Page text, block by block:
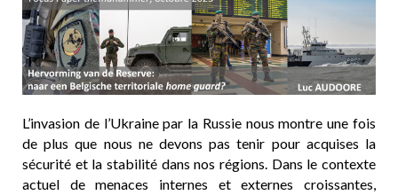
L’invasion de l’Ukraine par la Russie nous montre une fois
de plus que nous ne devons pas tenir pour acquises la
sécurité et la stabilité dans nos régions. Dans le contexte
actuel de menaces internes et externes croissantes,